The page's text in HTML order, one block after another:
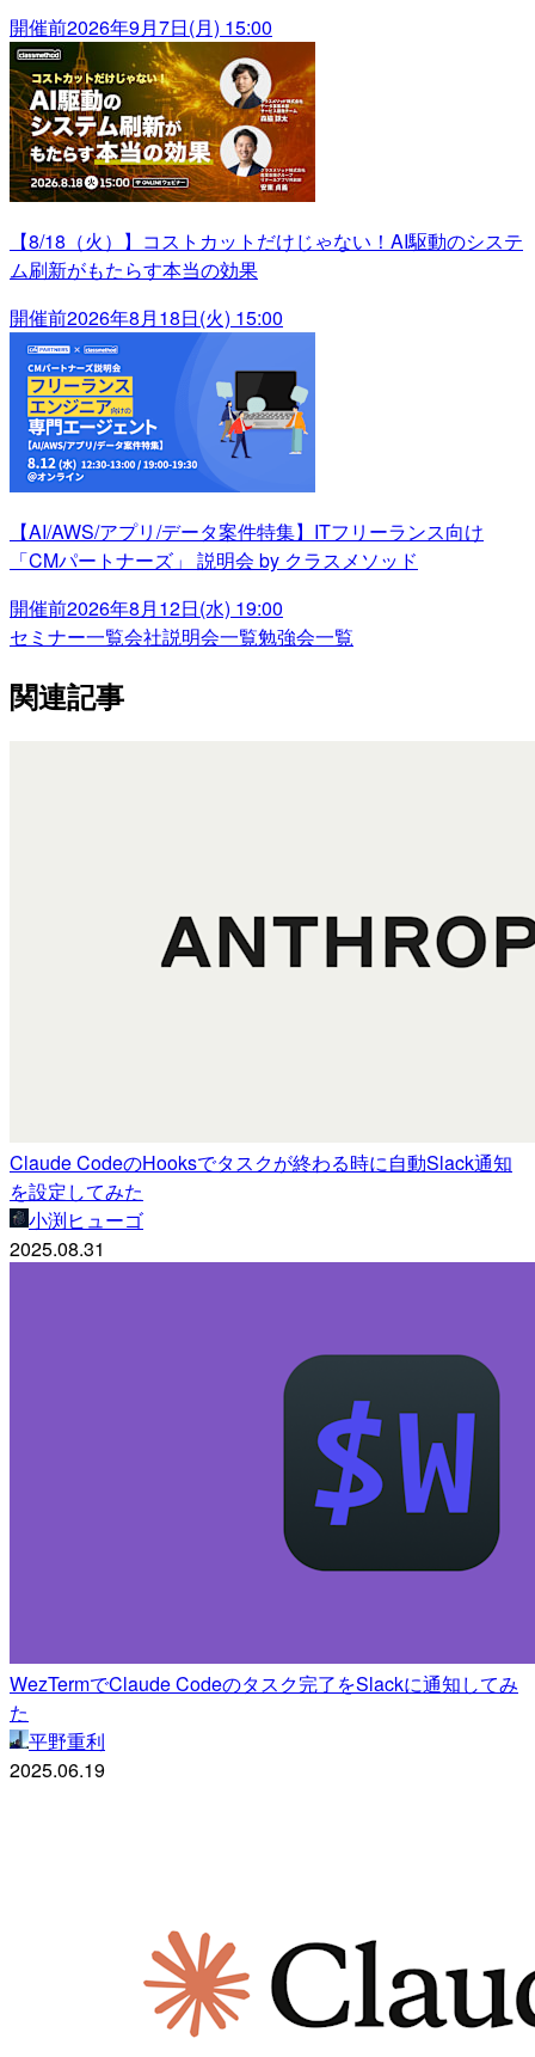
開催前2026年9月7日(月) 15:00
【8/18（火）】コストカットだけじゃない！AI駆動のシステ
ム刷新がもたらす本当の効果
開催前2026年8月18日(火) 15:00
【AI/AWS/アプリ/データ案件特集】ITフリーランス向け
「CMパートナーズ」 説明会 by クラスメソッド
開催前2026年8月12日(水) 19:00
セミナー一覧会社説明会一覧勉強会一覧
関連記事
Claude CodeのHooksでタスクが終わる時に自動Slack通知
を設定してみた
小渕ヒューゴ
2025.08.31
WezTermでClaude Codeのタスク完了をSlackに通知してみ
た
平野重利
2025.06.19